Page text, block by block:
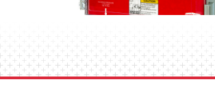
Supervise y ajuste la columna de
Vea cómo el control PDS™ de